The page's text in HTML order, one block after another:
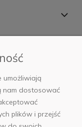
umożliwiają
nam dostosować
plików i przejść